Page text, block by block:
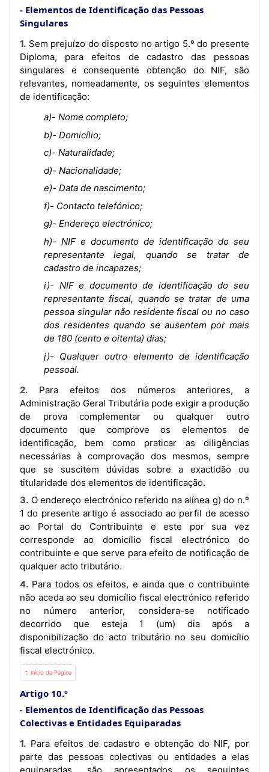
Elementos de Identificação das Pessoas
Singulares
1. Sem prejuízo do disposto no artigo 5.º do presente
Diploma, para efeitos de cadastro das pessoas
singulares e consequente obtenção do NIF, são
relevantes, nomeadamente, os seguintes elementos
de identificação:
a)- Nome completo;
b)- Domicílio;
c)- Naturalidade;
d)- Nacionalidade;
e)- Data de nascimento;
f)- Contacto telefónico;
g)- Endereço electrónico;
h)- NIF e documento de identificação do seu
representante legal, quando se tratar de
cadastro de incapazes;
i)- NIF e documento de identificação do seu
representante fiscal, quando se tratar de uma
pessoa singular não residente fiscal ou no caso
dos residentes quando se ausentem por mais
de 180 (cento e oitenta) dias;
j)- Qualquer outro elemento de identificação
pessoal.
2. Para efeitos dos números anteriores, a
Administração Geral Tributária pode exigir a produção
de prova complementar ou qualquer outro
documento que comprove os elementos de
identificação, bem como praticar as diligências
necessárias à comprovação dos mesmos, sempre
que se suscitem dúvidas sobre a exactidão ou
titularidade dos elementos de identificação.
3. O endereço electrónico referido na alínea g) do n.º
1 do presente artigo é associado ao perfil de acesso
ao Portal do Contribuinte e este por sua vez
corresponde ao domicílio fiscal electrónico do
contribuinte e que serve para efeito de notificação de
qualquer acto tributário.
4. Para todos os efeitos, e ainda que o contribuinte
não aceda ao seu domicílio fiscal electrónico referido
no número anterior, considera-se notificado
decorrido que esteja 1 (um) dia após a
disponibilização do acto tributário no seu domicílio
fiscal electrónico.
⇡ Início da Página
Artigo 10.º
Elementos de Identificação das Pessoas
Colectivas e Entidades Equiparadas
1. Para efeitos de cadastro e obtenção do NIF, por
parte das pessoas colectivas ou entidades a elas
equiparadas, são apresentados os seguintes